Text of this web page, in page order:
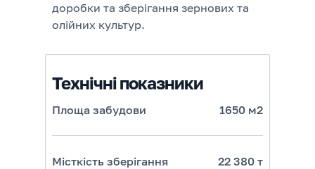
Площа забудови 1650 м2
Місткість зберігання
22 380 т
доробки та зберігання зернових та
олійних культур.
Технічні показники